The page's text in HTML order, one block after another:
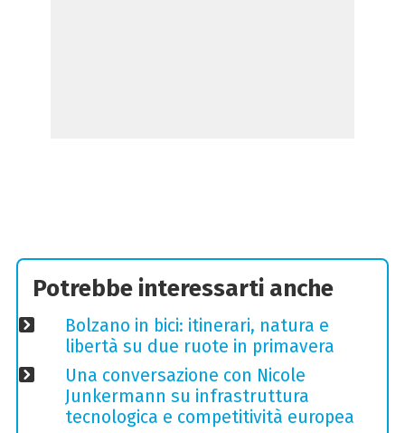
Potrebbe interessarti anche
Bolzano in bici: itinerari, natura e
libertà su due ruote in primavera
Una conversazione con Nicole
Junkermann su infrastruttura
tecnologica e competitività europea